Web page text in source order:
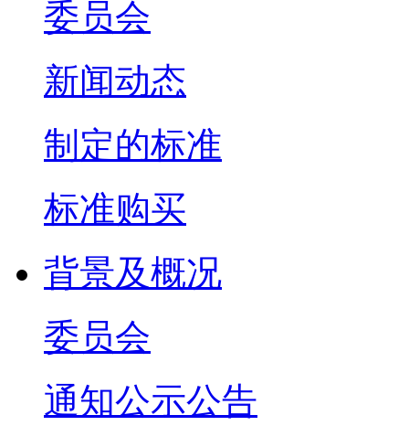
委员会
新闻动态
制定的标准
标准购买
背景及概况
委员会
通知公示公告